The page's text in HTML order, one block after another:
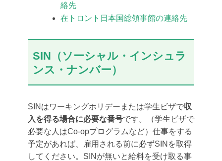
絡先
在トロント日本国総領事館の連絡先
SIN（ソーシャル・インシュラ
ンス・ナンバー）
SINはワーキングホリデーまたは学生ビザで収
入を得る場合に必要な番号です。（学生ビザで
必要な人はCo-opプログラムなど）仕事をする
予定があれば、雇用される前に必ずSINを取得
してください。SINが無いと給料を受け取る事